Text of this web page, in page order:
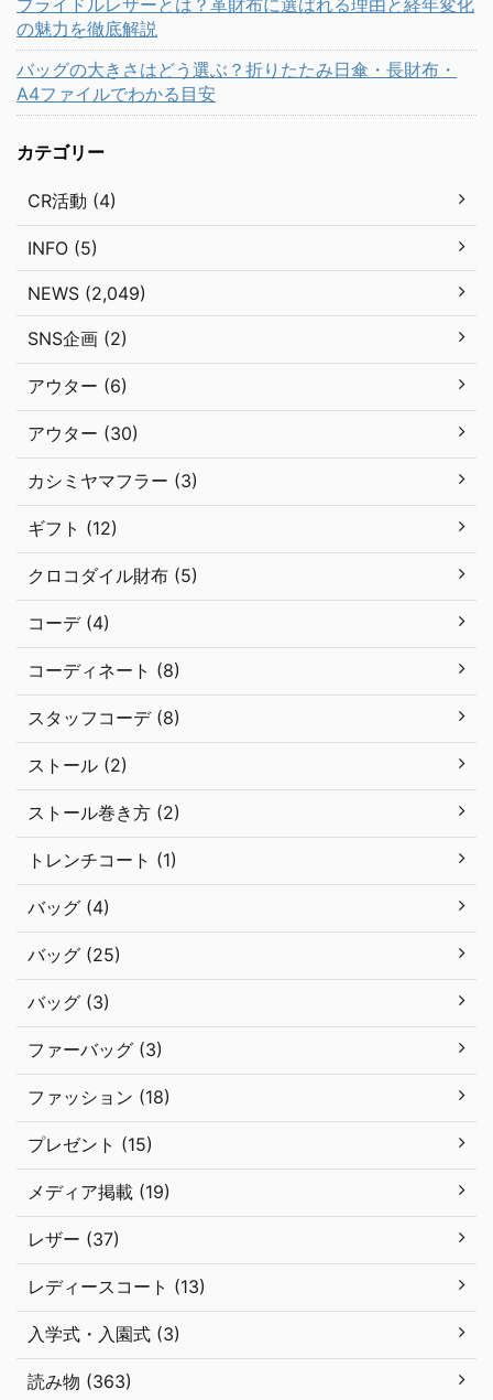
の魅力を徹底解説
バッグの大きさはどう選ぶ？折りたたみ日傘・長財布・
A4ファイルでわかる目安
カテゴリー
CR活動 (4)
INFO (5)
NEWS (2,049)
SNS企画 (2)
アウター (6)
アウター (30)
カシミヤマフラー (3)
ギフト (12)
クロコダイル財布 (5)
コーデ (4)
コーディネート (8)
スタッフコーデ (8)
ストール (2)
ストール巻き方 (2)
トレンチコート (1)
バッグ (4)
バッグ (25)
バッグ (3)
ファーバッグ (3)
ファッション (18)
プレゼント (15)
メディア掲載 (19)
レザー (37)
レディースコート (13)
入学式・入園式 (3)
読み物 (363)